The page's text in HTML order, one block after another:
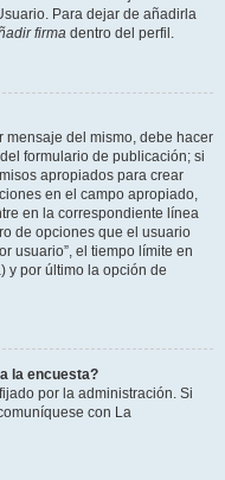
Para dejar de añadirla
firma dentro del perfil.
del mismo, debe hacer
formulario de publicación; si
apropiados para crear
en el campo apropiado,
en la correspondiente línea
de opciones que el usuario
usuario”, el tiempo límite en
y por último la opción de
la encuesta?
por la administración. Si
con La